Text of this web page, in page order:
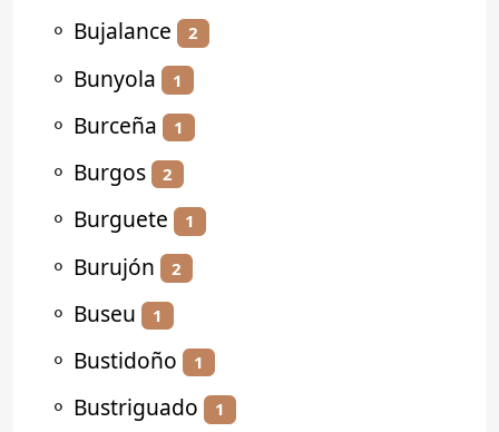
⚬ Bujalance 2
⚬ Bunyola 1
⚬ Burceña 1
⚬ Burgos 2
⚬ Burguete 1
⚬ Burujón 2
⚬ Buseu 1
⚬ Bustidoño 1
⚬ Bustriguado 1